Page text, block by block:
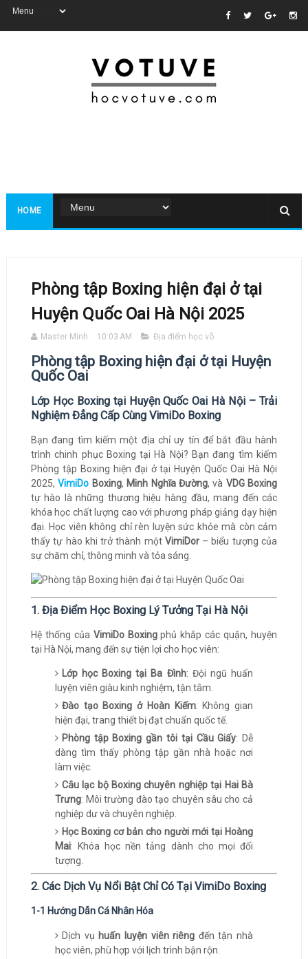
HOME
Phòng tập Boxing hiện đại ở tại
Huyện Quốc Oai Hà Nội 2025
Master Minh 10:03 AM Địa điểm học võ
Phòng tập Boxing hiện đại ở tại Huyện
Quốc Oai
Lớp Học Boxing tại Huyện Quốc Oai Hà Nội – Trải
Nghiệm Đẳng Cấp Cùng VimiDo Boxing
Bạn đang tìm kiếm một địa chỉ uy tín để bắt đầu hành
trình chinh phục Boxing tại Hà Nội? Bạn đang tìm kiếm
Phòng tập Boxing hiện đại ở tại Huyện Quốc Oai Hà Nội
2025,VimiDo Boxing, Minh Nghĩa Đường, và VDG Boxing
tự hào là những thương hiệu hàng đầu, mang đến các
khóa học chất lượng cao với phương pháp giảng dạy hiện
đại. Học viên không chỉ rèn luyện sức khỏe mà còn cảm
thấy tự hào khi trở thành một VimiDor– biểu tượng của
sự chăm chỉ, thông minh và tỏa sáng.
1. Địa Điểm Học Boxing Lý Tưởng Tại Hà Nội
Hệ thống của VimiDo Boxingphủ khắp các quận, huyện
tại Hà Nội, mang đến sự tiện lợi cho học viên:
Lớp học Boxing tại Ba Đình: Đội ngũ huấn
luyện viên giàu kinh nghiệm, tận tâm.
Đào tạo Boxing ở Hoàn Kiếm: Không gian
hiện đại, trang thiết bị đạt chuẩn quốc tế.
Phòng tập Boxing gần tôi tại Cầu Giấy: Dễ
dàng tìm thấy phòng tập gần nhà hoặc nơi
làm việc.
Câu lạc bộ Boxing chuyên nghiệp tại Hai Bà
Trưng: Môi trường đào tạo chuyên sâu cho cả
nghiệp dư và chuyên nghiệp.
Học Boxing cơ bản cho người mới tại Hoàng
Mai: Khóa học nền tảng dành cho mọi đối
tượng.
2. Các Dịch Vụ Nổi Bật Chỉ Có Tại VimiDo Boxing
1-1 Hướng Dẫn Cá Nhân Hóa
Dịch vụ huấn luyện viên riêng đến tận nhà
học viên, phù hợp với lịch trình bận rộn.